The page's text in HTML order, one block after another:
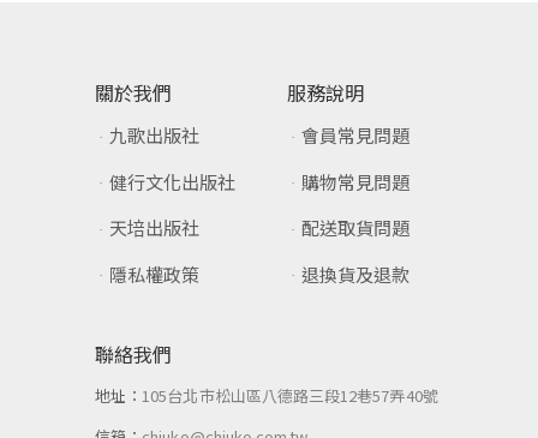
關於我們
九歌出版社
健行文化出版社
天培出版社
隱私權政策
服務說明
會員常見問題
購物常見問題
配送取貨問題
退換貨及退款
聯絡我們
地址：105台北市松山區八德路三段12巷57弄40號